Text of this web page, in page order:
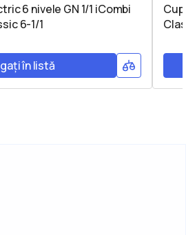
6 nivele GN 1/1 iCombi
6-1/1
în listă